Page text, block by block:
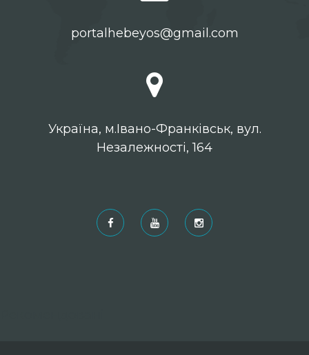
portalhebeyos@gmail.com
Українa, м.Івано-Франківськ, вул.
Незалежності, 164